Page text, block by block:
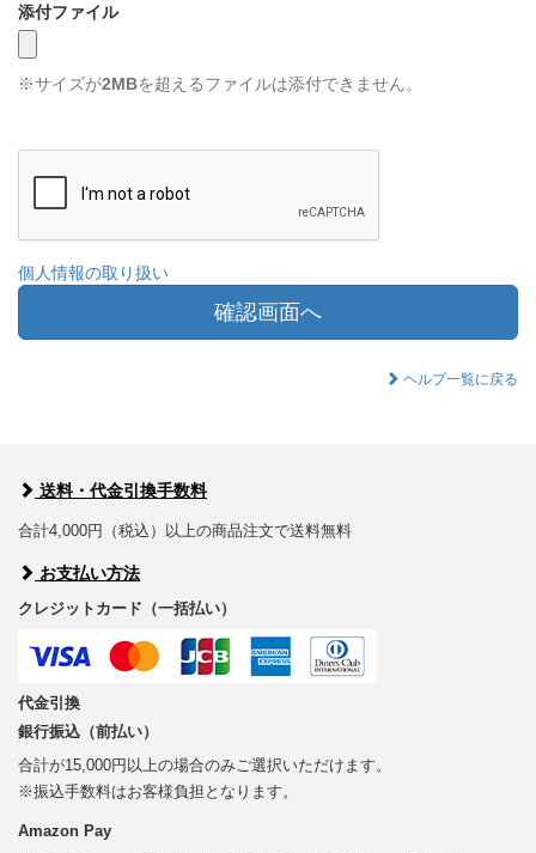
添付ファイル
※サイズが2MBを超えるファイルは添付できません。
個人情報の取り扱い
確認画面へ
ヘルプ一覧に戻る
送料・代金引換手数料
合計4,000円（税込）以上の商品注文で送料無料
お支払い方法
クレジットカード（一括払い）
代金引換
銀行振込（前払い）
合計が15,000円以上の場合のみご選択いただけます。
※振込手数料はお客様負担となります。
Amazon Pay